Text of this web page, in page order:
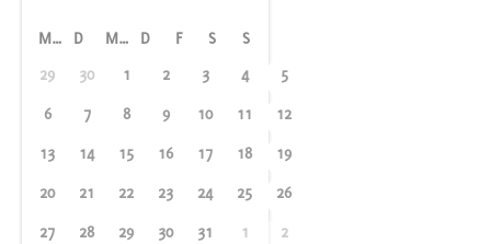
M D M D F S
S
29
30 1 2 3 4 5
6 7 8 9 10 11 12
13 14 15 16 17 18 19
20 21 22 23 24 25 26
27 28 29 30 31 1 2